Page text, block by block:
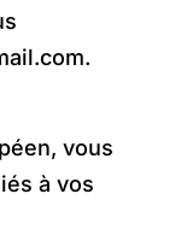
vous
à vos